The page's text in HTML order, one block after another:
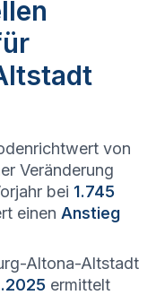
von
Veränderung
bei 1.745
einen Anstieg
Altona-Altstadt
ermittelt